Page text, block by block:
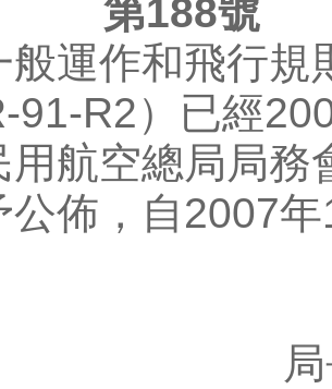
第188號
作和飛行規
91-R2）已經
用航空總局局務
公佈，自2007